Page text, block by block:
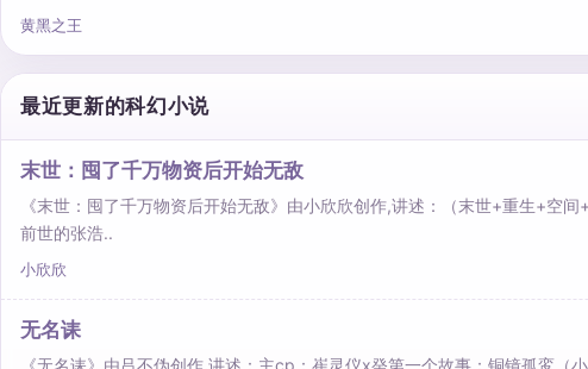
黄黑之王
最近更新的科幻小说
末世：囤了千万物资后开始无敌
《末世：囤了千万物资后开始无敌》由小欣欣创作,讲述：（末世+重生+空
前世的张浩..
小欣欣
无名诔
《无名诔》由吕不伪创作,讲述：主cp：崔灵仪x癸第一个故事：铜镜孤鸾（